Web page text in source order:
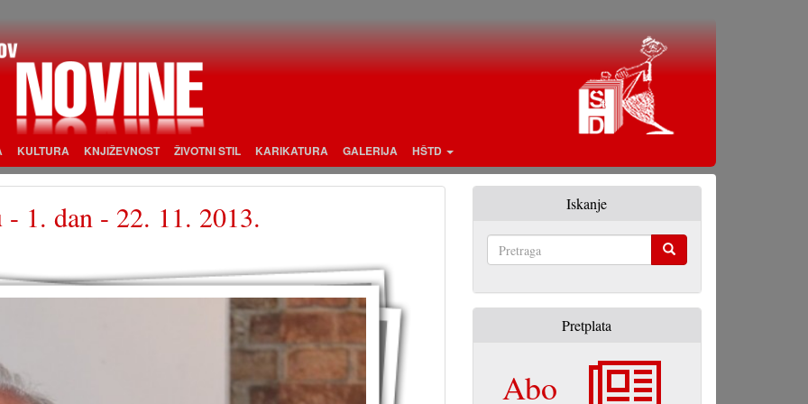
KULTURA KNJIŽEVNOST ŽIVOTNI STIL KARIKATURA GALERIJA HŠTD
1. dan - 22. 11. 2013. Iskanje
Pretplata
Abo